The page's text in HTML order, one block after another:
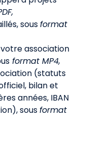
sousformat
association
format MP4,
(statuts
bilan et
années, IBAN
sousformat